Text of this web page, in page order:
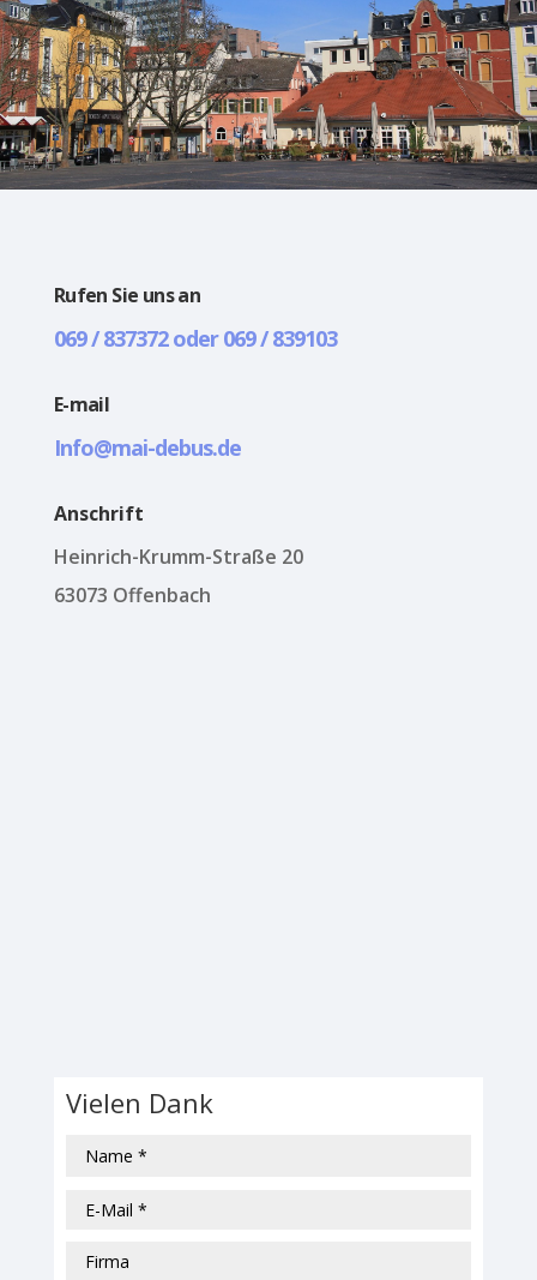
Rufen Sie uns an
069 / 837372 oder 069 / 839103
E-mail
Info@mai-debus.de
Anschrift
Heinrich-Krumm-Straße 20
63073 Offenbach
Vielen Dank